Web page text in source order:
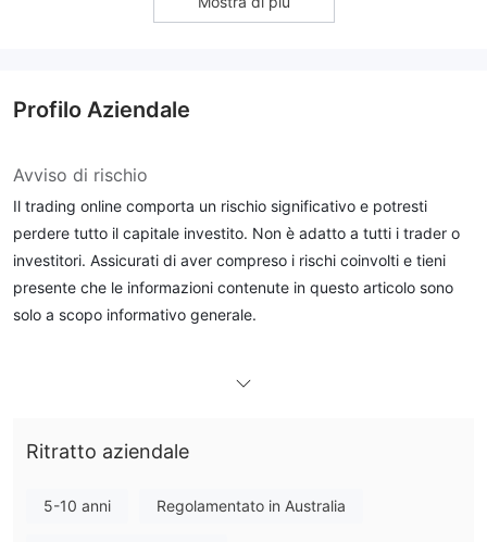
Profilo Aziendale
Avviso di rischio
Il trading online comporta un rischio significativo e potresti
perdere tutto il capitale investito. Non è adatto a tutti i trader o
investitori. Assicurati di aver compreso i rischi coinvolti e tieni
presente che le informazioni contenute in questo articolo sono
solo a scopo informativo generale.
Ritratto aziendale
5-10 anni Regolamentato in Australia